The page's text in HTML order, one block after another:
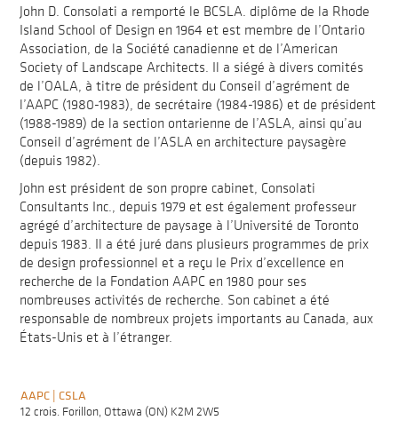
John D. Consolati a remporté le BCSLA. diplôme de la Rhode
Island School of Design en 1964 et est membre de l’Ontario
Association, de la Société canadienne et de l’American
Society of Landscape Architects. Il a siégé à divers comités
de l’OALA, à titre de président du Conseil d’agrément de
l’AAPC (1980-1983), de secrétaire (1984-1986) et de président
(1988-1989) de la section ontarienne de l’ASLA, ainsi qu’au
Conseil d’agrément de l’ASLA en architecture paysagère
(depuis 1982).
John est président de son propre cabinet, Consolati
Consultants Inc., depuis 1979 et est également professeur
agrégé d’architecture de paysage à l’Université de Toronto
depuis 1983. Il a été juré dans plusieurs programmes de prix
de design professionnel et a reçu le Prix d’excellence en
recherche de la Fondation AAPC en 1980 pour ses
nombreuses activités de recherche. Son cabinet a été
responsable de nombreux projets importants au Canada, aux
États-Unis et à l’étranger.
AAPC | CSLA
12 crois. Forillon, Ottawa (ON) K2M 2W5